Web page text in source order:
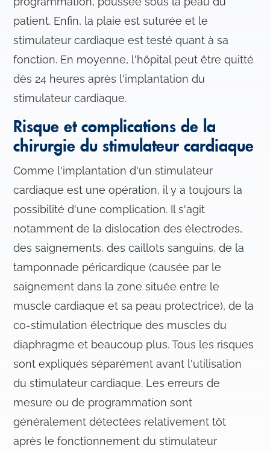
patient. Enfin, la plaie est suturée et le
stimulateur cardiaque est testé quant à sa
fonction. En moyenne, l'hôpital peut être quitté
dès 24 heures après l'implantation du
stimulateur cardiaque.
Risque et complications de la
chirurgie du stimulateur cardiaque
Comme l'implantation d'un stimulateur
cardiaque est une opération, il y a toujours la
possibilité d'une complication. Il s'agit
notamment de la dislocation des électrodes,
des saignements, des caillots sanguins, de la
tamponnade péricardique (causée par le
saignement dans la zone située entre le
muscle cardiaque et sa peau protectrice), de la
co-stimulation électrique des muscles du
diaphragme et beaucoup plus. Tous les risques
sont expliqués séparément avant l'utilisation
du stimulateur cardiaque. Les erreurs de
mesure ou de programmation sont
généralement détectées relativement tôt
après le fonctionnement du stimulateur